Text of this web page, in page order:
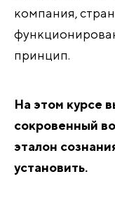
компания,
принцип.
На этом курсе
сокровенный
эталон
установить.